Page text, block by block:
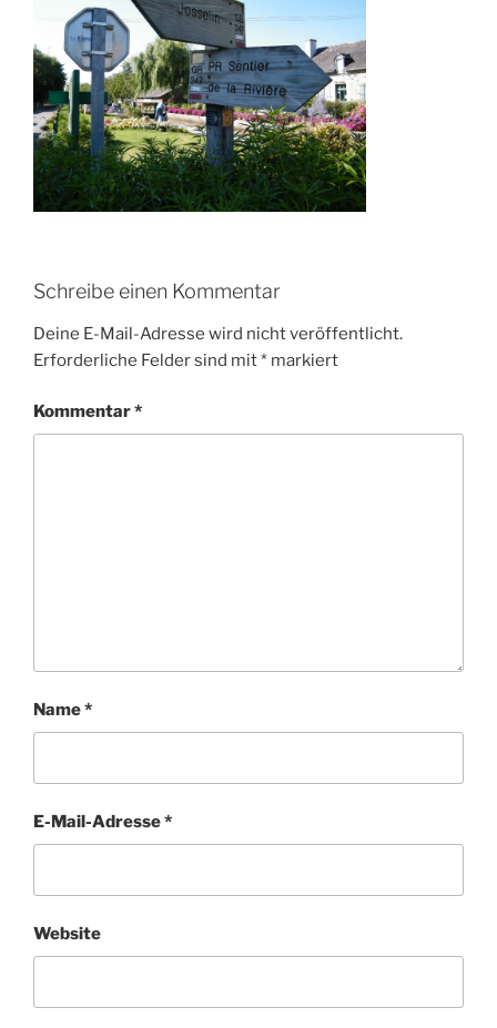
Schreibe einen Kommentar
Deine E-Mail-Adresse wird nicht veröffentlicht.
Erforderliche Felder sind mit* markiert
Kommentar*
Name*
E-Mail-Adresse*
Website